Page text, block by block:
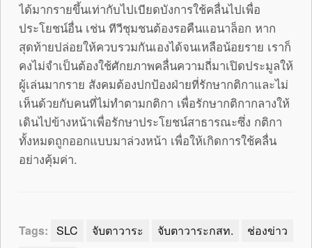
ได้มากรายขึ้นเท่ากับไปเบียดบังการใช้คลื่นไปเพื่อ
ประโยชน์อื่น เช่น ทีวีชุมชนต้องรอคืนแอนาล็อก หาก
สุดท้ายปล่อยให้ควบรวมกันเองได้จนเหลือน้อยราย เราก็
คงไม่จำเป็นต้องใช้ศักยภาพคลื่นความถี่มาเปิดประมูลให้
ผู้เล่นมากราย สังคมต้องปกป้องฝ่ายที่รักษากติกาและไม่
เห็นด้วยกับคนที่ไม่ทำตามกติกา เพื่อรักษากติกากลางให้
เดินไปข้างหน้าเพื่อรักษาประโยชน์สาธารณะซึ่ง กติกา
ทั้งหมดถูกออกแบบมาล่วงหน้า เพื่อให้เกิดการใช้คลื่น
อย่างคุ้มค่า.
Tags: SLC จับตาวาระ จับตาวาระกสท.
ช่องข่าว